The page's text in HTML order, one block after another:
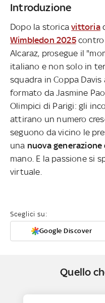
Introduzione
Dopo la storicavittoria
Wimbledon 2025contro
Alcaraz, prosegue il
italiano e non solo in
squadra in Coppa
formato da Jasmine
Olimpici di Parigi: gli
attirano un numero
seguono da vicino le
una nuova
mano. E la passione si
virtuale.
Sceglici su:
Google Discover
Quello